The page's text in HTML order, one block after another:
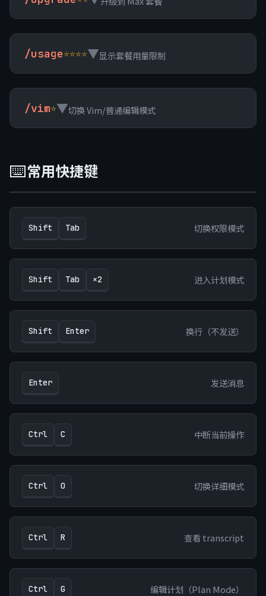
/usage 显示套餐用量限制
⭐⭐⭐⭐▼
/vim 切换 Vim/普通编辑模式
⭐▼
⌨️常用快捷键
Shift Tab 切换权限模式
Shift Tab ×2 进入计划模式
Shift Enter 换行（不发送）
Enter 发送消息
Ctrl C 中断当前操作
Ctrl O 切换详细模式
Ctrl R 查看 transcript
Ctrl G 编辑计划（Plan Mode）